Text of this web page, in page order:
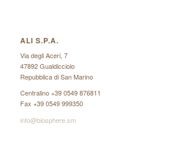
ALI S.P.A.
Via degli Aceri, 7
47892 Gualdicciolo
Repubblica di San Marino
Centralino +39 0549 876811
Fax +39 0549 999350
info@biosphere.sm